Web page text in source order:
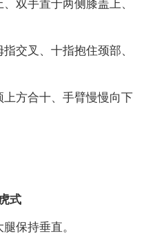
双手置于两侧膝盖上、
交叉、十指抱住颈部、
方合十、手臂慢慢向下
式
保持垂直。